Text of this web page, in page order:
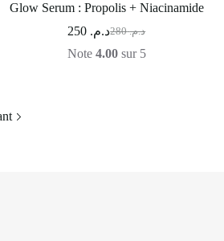
Glow Serum : Propolis + Niacinamide
د.م.280 د.م.
Note 4.00sur 5